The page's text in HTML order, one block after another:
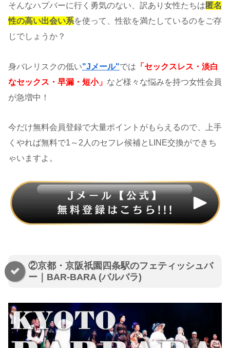
そんなハプバーに行く勇気のない、訳あり女性たちは匿名
性の高い出会い系を使って、性欲を満たしているのをご存
じでしょうか？
身バレリスクの低い"Jメール"では 「セックスレス・淡白
なセックス・早漏・短小」 など様々な悩みを持つ女性会員
が急増中！
今だけ無料会員登録で大量ポイントがもらえるので、上手
くやれば無料で1～2人のセフレ候補とLINE交換ができち
ゃいますよ。
②京都・京阪祇園四条駅のフェティッシュバ
ー｜BAR-BARA (バルバラ)